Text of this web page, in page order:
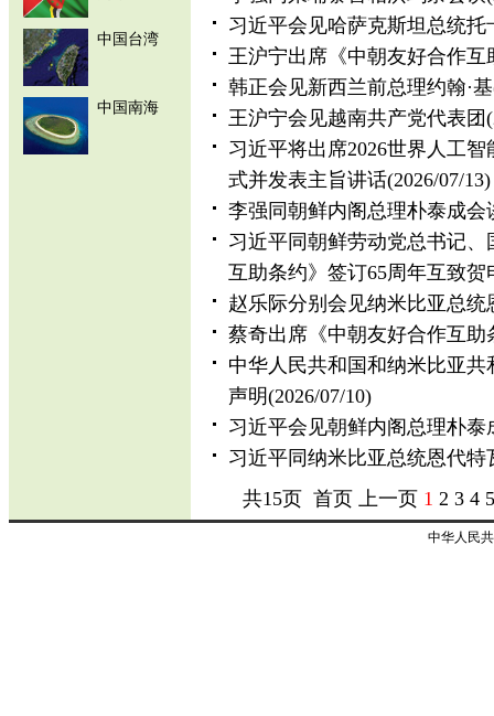
中国台湾
中国南海
习近平会见哈萨克斯坦总统托
王沪宁出席《中朝友好合作
韩正会见新西兰前总理约翰·基
王沪宁会见越南共产党代表团
习近平将出席2026世界人工
式并发表主旨讲话(2026/07/13)
李强同朝鲜内阁总理朴泰成会
习近平同朝鲜劳动党总书记
互助条约》签订65周年互致贺
赵乐际分别会见纳米比亚总
蔡奇出席《中朝友好合作互
中华人民共和国和纳米比亚
声明(2026/07/10)
习近平会见朝鲜内阁总理朴泰
习近平同纳米比亚总统恩代特
共15页 首页 上一页 1 2 3 4
中华人民